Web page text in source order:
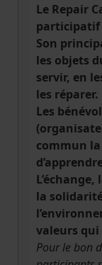
Le Repair
participatif
Son
les objets
servir, en
les réparer.
Les
commun
la
valeurs
Pour le bon